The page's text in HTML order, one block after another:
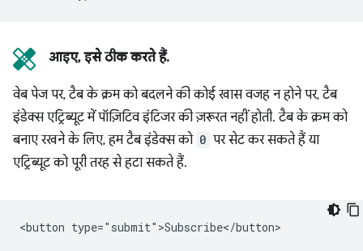
आइए, इसे ठीक करते हैं.
वेब पेज पर, टैब के क्रम को बदलने की कोई खास वजह न होने पर, टैब
इंडेक्स एट्रिब्यूट में पॉज़िटिव इंटिजर की ज़रूरत नहीं होती. टैब के क्रम को
बनाए रखने के लिए, हम टैब इंडेक्स को 0 पर सेट कर सकते हैं या
एट्रिब्यूट को पूरी तरह से हटा सकते हैं.